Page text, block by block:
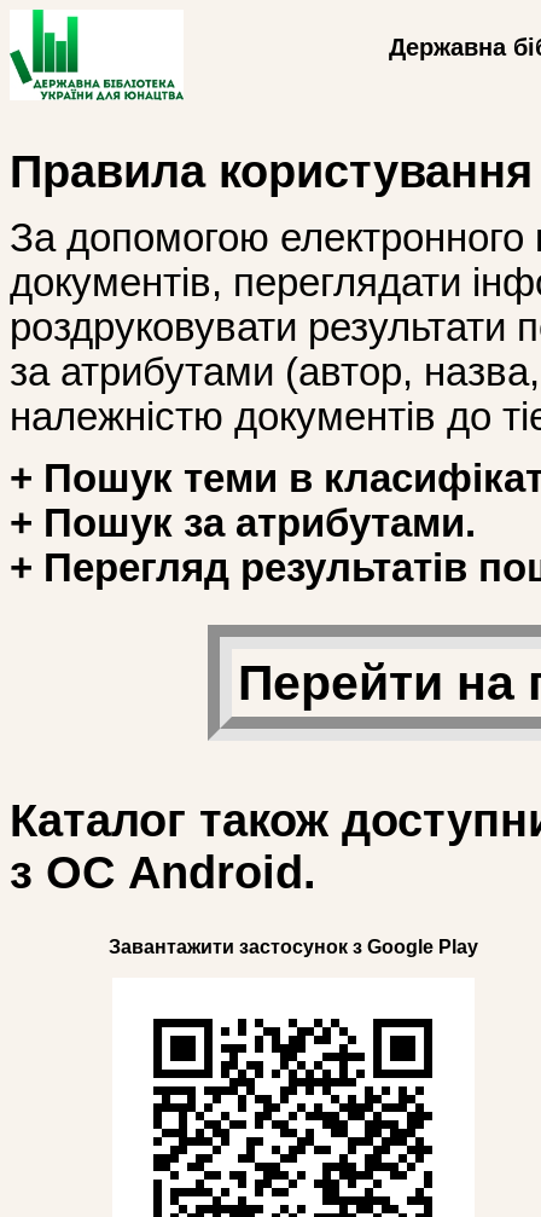
Державна
Правила
За допомогою
документів, переглядати
роздруковувати
за атрибутами (автор, назва,
належністю документів до
+ Пошук теми в
+ Пошук за атрибутами.
+ Перегляд результатів
Перейти на
Каталог також
з ОС Android.
Завантажити застосунок з Google Play